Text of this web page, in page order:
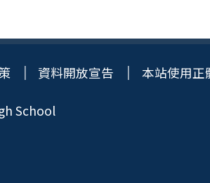
資料開放宣告 本站使用正
School